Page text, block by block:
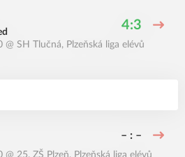
4:3
@ SH Tlučná, Plzeňská liga elévů
– : –
@ 25. ZŠ Plzeň, Plzeňská liga elévů